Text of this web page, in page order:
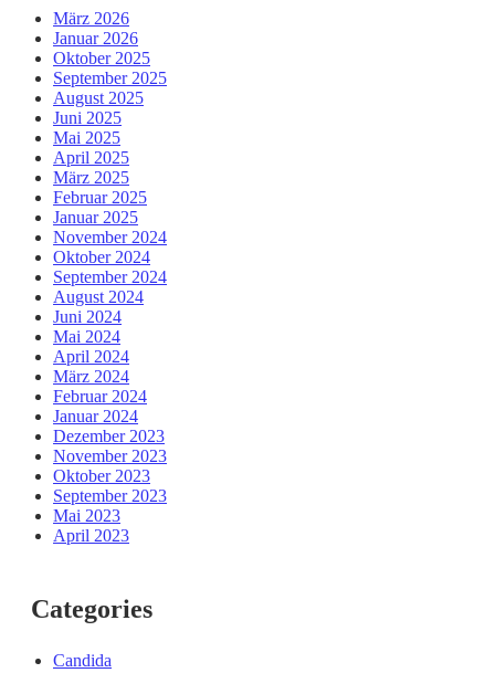
März 2026
Januar 2026
Oktober 2025
September 2025
August 2025
Juni 2025
Mai 2025
April 2025
März 2025
Februar 2025
Januar 2025
November 2024
Oktober 2024
September 2024
August 2024
Juni 2024
Mai 2024
April 2024
März 2024
Februar 2024
Januar 2024
Dezember 2023
November 2023
Oktober 2023
September 2023
Mai 2023
April 2023
Categories
Candida